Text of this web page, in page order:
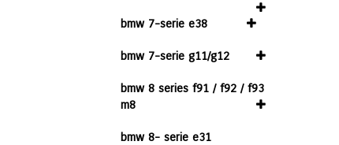
bmw 7-serie e38
bmw 7-serie g11/g12
bmw 8 series f91 / f92 / f93
m8
bmw 8- serie e31